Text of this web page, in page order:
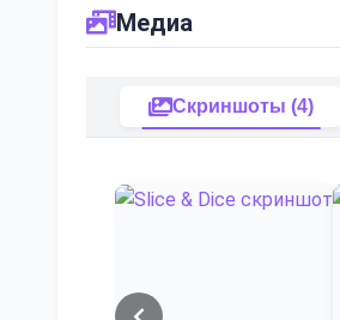
Медиа
Скриншоты (4)